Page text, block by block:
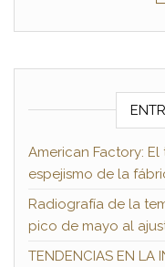
American Factory:
espejismo de la
Radiografía de la
pico de mayo al
TENDENCIAS EN LA